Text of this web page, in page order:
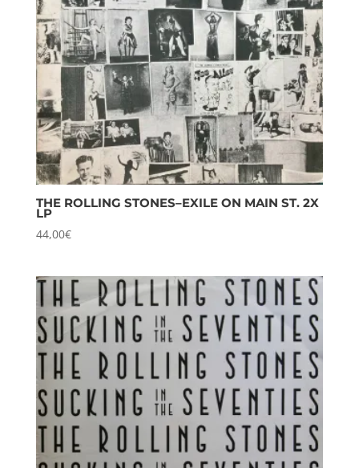
THE ROLLING STONES–EXILE ON MAIN ST. 2X
LP
44,00€